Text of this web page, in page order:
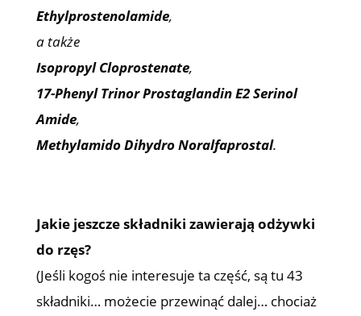
Ethylprostenolamide,
a także
Isopropyl Cloprostenate,
17-Phenyl Trinor Prostaglandin E2 Serinol
Amide,
Methylamido Dihydro Noralfaprostal.
Jakie jeszcze składniki zawierają odżywki
do rzęs?
(Jeśli kogoś nie interesuje ta część, są tu 43
składniki… możecie przewinąć dalej… chociaż